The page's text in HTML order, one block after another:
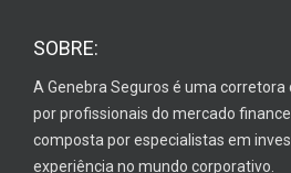
SOBRE:
A Genebra Seguros é uma
por profissionais do mercado
composta por especialistas em
experiência no mundo corporativo.